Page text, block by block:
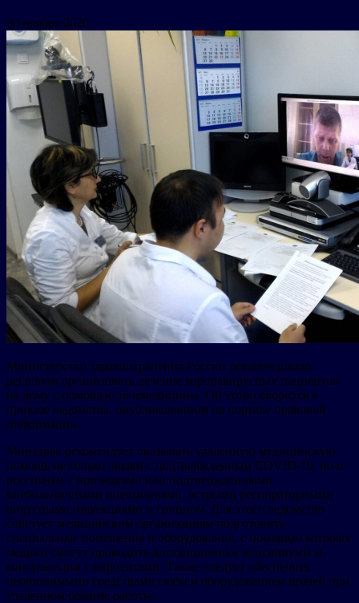
30 ноября 2020
Министерство здравоохранения России рекомендовало
регионам организовать лечение коронавирусных пациентов
на дому с помощью телемедицины. Об этом говорится в
приказе ведомства, опубликованном на портале правовой
информации.
Минздрав рекомендует оказывать удаленную медицинскую
помощь не только людям с подтвержденным COVID-19, но и
россиянам с признаками или подтвержденными
внебольничными пневмониями, острыми респираторными
вирусными инфекциями и гриппом. Для этого ведомство
советует медицинским организациям подготовить
специальные помещения и оборудование, с помощью которых
медики смогут проводить дистанционные консилиумы и
консультации с пациентами. Также следует обеспечить
необходимыми средствами связи и оборудованием врачей при
удаленном режиме работы.